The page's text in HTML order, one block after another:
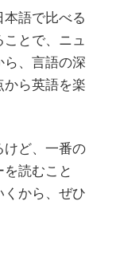
語で比べる
とで、ニュ
、言語の深
ら英語を楽
けど、一番の
読むこと
から、ぜひ